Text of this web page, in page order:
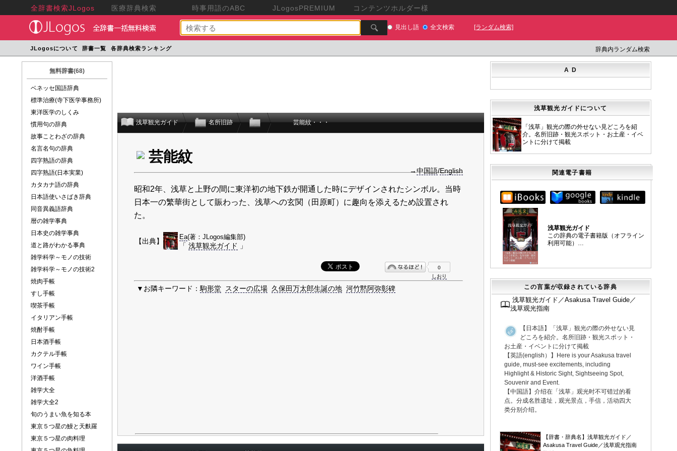
全辞書検索JLogos 医療辞典検索 時事用語のABC JLogosPREMIUM コンテンツホルダー様
見出し語 全文検索 [ランダム検索]
JLogosについて 辞書一覧 各辞典検索ランキング 辞典内ランダム検索
無料辞書(68)
ベネッセ国語辞典
標準治療(寺下医学事務所)
東洋医学のしくみ
慣用句の辞典
故事ことわざの辞典
名言名句の辞典
四字熟語の辞典
四字熟語(日本実業)
カタカナ語の辞典
日本語使いさばき辞典
同音異義語辞典
暦の雑学事典
日本史の雑学事典
道と路がわかる事典
雑学科学～モノの技術
雑学科学～モノの技術2
焼肉手帳
すし手帳
喫茶手帳
イタリアン手帳
焼酎手帳
日本酒手帳
カクテル手帳
ワイン手帳
洋酒手帳
雑学大全
雑学大全2
旬のうまい魚を知る本
東京５つ星の鰻と天麩羅
東京５つ星の肉料理
浅草観光ガイド 名所旧跡 芸能紋・・・
芸能紋
→中国語/English
昭和2年、浅草と上野の間に東洋初の地下鉄が開通した時にデザインされたシンボル。当時
日本一の繁華街として賑わった、浅草への玄関（田原町）に趣向を添えるため設置され
た。
【出典】
Ea(著：JLogos編集部)
「 浅草観光ガイド 」
0
しおり
▼お隣キーワード： 駒形堂 スターの広場 久保田万太郎生誕の地 河竹黙阿弥彰碑
A D
浅草観光ガイドについて
「浅草」観光の際の外せない見どころを紹
介。名所旧跡・観光スポット・お土産・イベ
ントに分けて掲載
関連電子書籍
浅草観光ガイド
この辞典の電子書籍版（オフライン
利用可能）…
この言葉が収録されている辞典
浅草観光ガイド／Asakusa Travel Guide／
浅草观光指南
【日本語】「浅草」観光の際の外せない見
どころを紹介。名所旧跡・観光スポット・
お土産・イベントに分けて掲載
【英語(english）】Here is your Asakusa travel
guide, must-see excitements, including
Highlight & Historic Sight, Sightseeing Spot,
Souvenir and Event.
【中国語】介绍在「浅草」观光时不可错过的看
点。分成名胜遗址，观光景点，手信，活动四大
类分别介绍。
【辞書・辞典名】浅草観光ガイド／
Asakusa Travel Guide／浅草观光指南